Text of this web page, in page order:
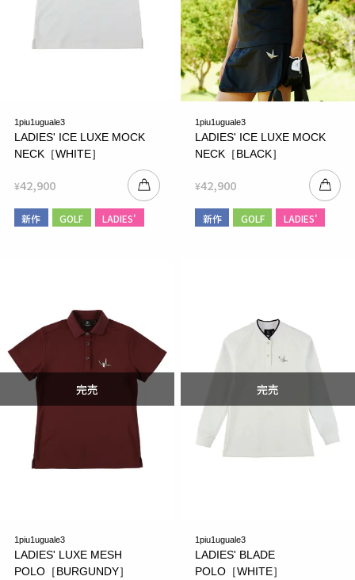
1piu1uguale3
LADIES' ICE LUXE MOCK
NECK［WHITE］
¥42,900
新作 GOLF LADIES'
1piu1uguale3
LADIES' ICE LUXE MOCK
NECK［BLACK］
¥42,900
新作 GOLF LADIES'
1piu1uguale3
LADIES' LUXE MESH
POLO［BURGUNDY］
1piu1uguale3
LADIES' BLADE
POLO［WHITE］